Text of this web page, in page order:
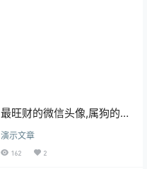
最旺财的微信头像,属狗的人
微信头像放什么最好
演示文章
162 2